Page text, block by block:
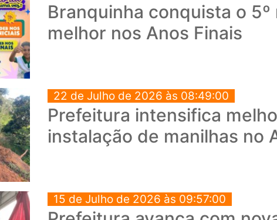
Branquinha conquista o 5º
melhor nos Anos Finais
22 de Julho de 2026 às 08:49:00
Prefeitura intensifica
instalação de manilhas no
15 de Julho de 2026 às 09:57:00